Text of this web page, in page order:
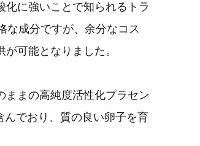
に強いことで知られるトラ
な成分ですが、余分なコス
可能となりました。
ままの高純度活性化プラセン
でおり、質の良い卵子を育